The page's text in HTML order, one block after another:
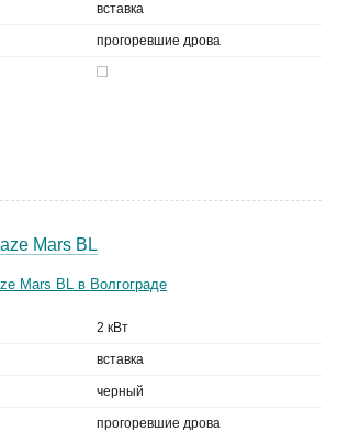
вставка
прогоревшие дрова
Mars BL
2 кВт
вставка
черный
прогоревшие дрова